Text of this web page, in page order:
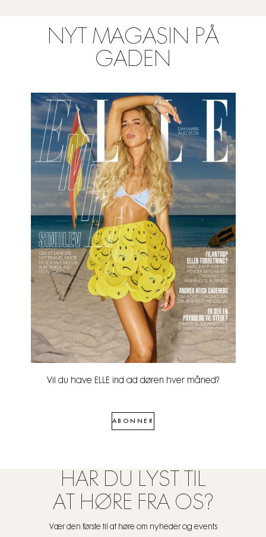
NYT MAGASIN PÅ
GADEN
Vil du have ELLE ind ad døren hver måned?
ABONNER
HAR DU LYST TIL
AT HØRE FRA OS?
Vær den første til at høre om nyheder og events